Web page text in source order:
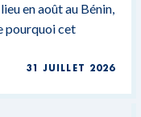
en août au Bénin,
pourquoi cet
31 JUILLET 2026